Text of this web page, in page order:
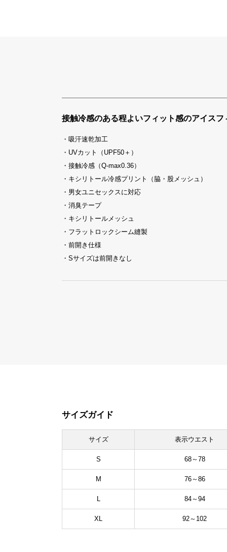
接触冷感のある程よいフィット感のアイスフ
・吸汗速乾加工
・UVカット（UPF50＋）
・接触冷感（Q-max0.36）
・キシリトール冷感プリント（脇・股メッシュ）
・男女ユニセックスに対応
・消臭テープ
・キシリトールメッシュ
・フラットロックシーム縫製
・前開き仕様
・Sサイズは前開きなし
サイズガイド
サイズ 表示ウエスト
S 68～78
M 76～86
L 84～94
XL 92～102